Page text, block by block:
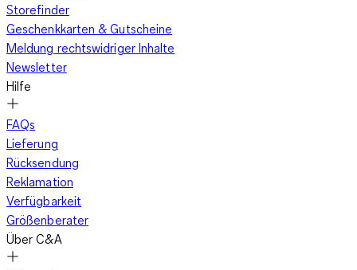
Storefinder
Geschenkkarten & Gutscheine
Meldung rechtswidriger Inhalte
Newsletter
Hilfe
FAQs
Lieferung
Rücksendung
Reklamation
Verfügbarkeit
Größenberater
Über C&A